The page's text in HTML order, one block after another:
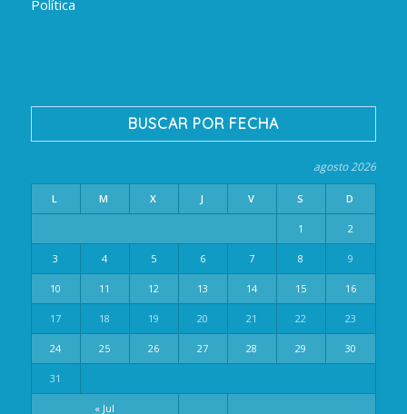
Política
BUSCAR POR FECHA
agosto 2026
L M X J V S D
« Jul
1 2
3 4 5 6 7 8 9
10 11 12 13 14 15 16
17 18 19 20 21 22 23
24 25 26 27 28 29 30
31